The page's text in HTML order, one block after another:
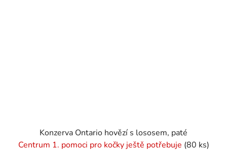
Konzerva Ontario hovězí s lososem, paté
Centrum 1. pomoci pro kočky ještě potřebuje (80 ks)